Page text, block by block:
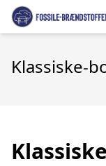
Klassiske-